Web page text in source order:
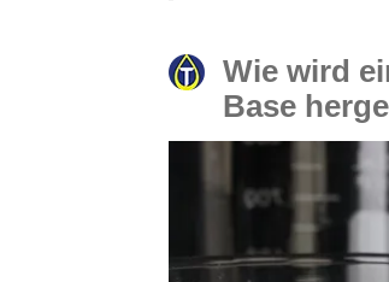
Wie wird
Base